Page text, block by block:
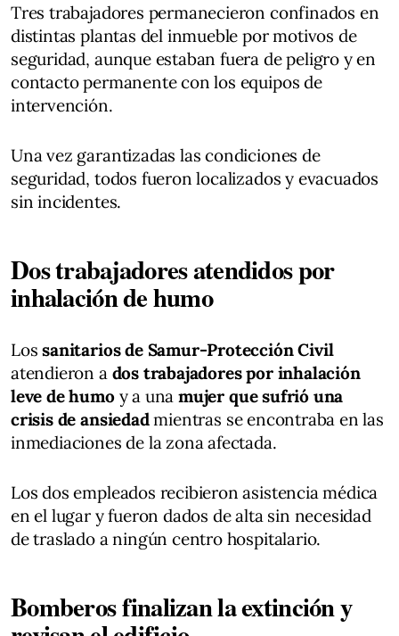
Tres trabajadores permanecieron confinados en
distintas plantas del inmueble por motivos de
seguridad, aunque estaban fuera de peligro y en
contacto permanente con los equipos de
intervención.
Una vez garantizadas las condiciones de
seguridad, todos fueron localizados y evacuados
sin incidentes.
Dos trabajadores atendidos por
inhalación de humo
Lossanitarios de Samur-Protección Civil
atendieron a dos trabajadores por inhalación
leve de humoy a unamujer que sufrió una
crisis de ansiedadmientras se encontraba en las
inmediaciones de la zona afectada.
Los dos empleados recibieron asistencia médica
en el lugar y fueron dados de alta sin necesidad
de traslado a ningún centro hospitalario.
Bomberos finalizan la extinción y